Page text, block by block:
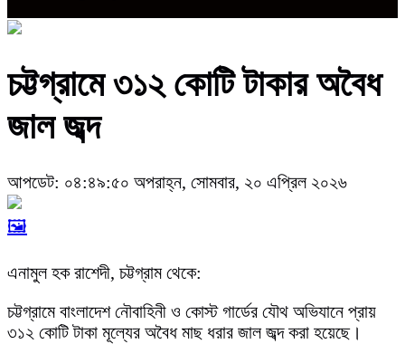
চট্টগ্রামে ৩১২ কোটি টাকার অবৈধ
জাল জব্দ
আপডেট: ০৪:৪৯:৫০ অপরাহ্ন, সোমবার, ২০ এপ্রিল ২০২৬
🖼️
এনামুল হক রাশেদী, চট্টগ্রাম থেকে:
চট্টগ্রামে বাংলাদেশ নৌবাহিনী ও কোস্ট গার্ডের যৌথ অভিযানে প্রায়
৩১২ কোটি টাকা মূল্যের অবৈধ মাছ ধরার জাল জব্দ করা হয়েছে।